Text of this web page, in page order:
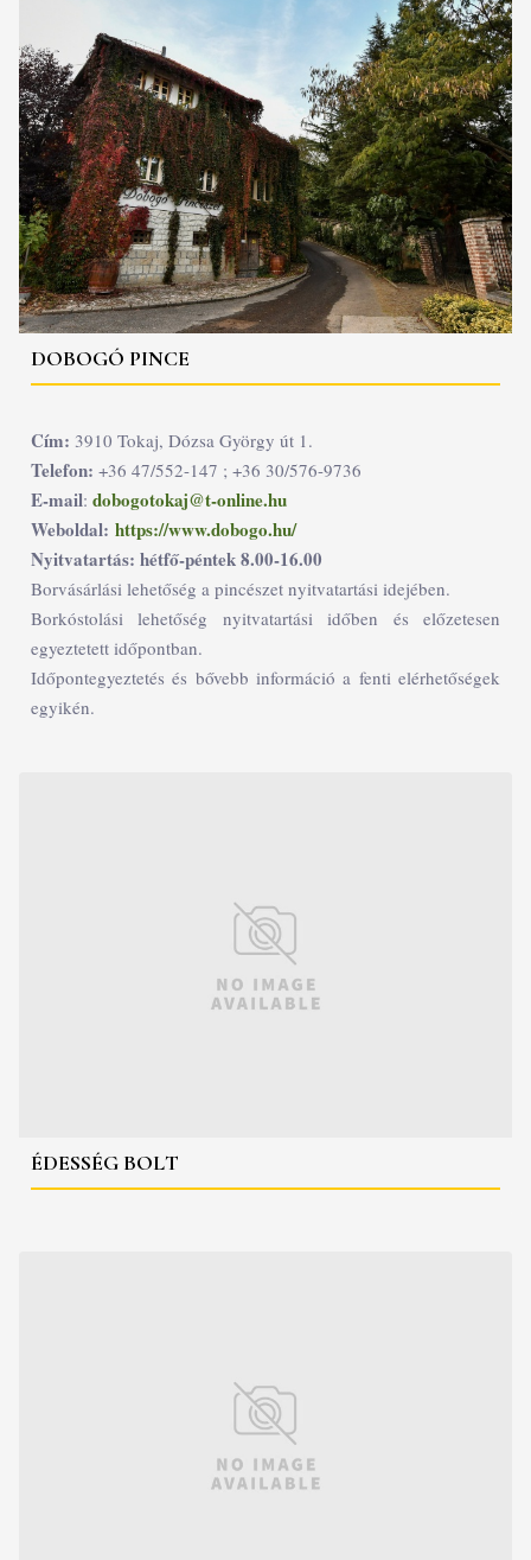
DOBOGÓ PINCE
Cím: 3910 Tokaj, Dózsa György út 1.
Telefon: +36 47/552-147 ; +36 30/576-9736
E-mail: dobogotokaj@t-online.hu
Weboldal: https://www.dobogo.hu/
Nyitvatartás: hétfő-péntek 8.00-16.00
Borvásárlási lehetőség a pincészet nyitvatartási idejében.
Borkóstolási lehetőség nyitvatartási időben és előzetesen
egyeztetett időpontban.
Időpontegyeztetés és bővebb információ a fenti elérhetőségek
egyikén.
ÉDESSÉG BOLT